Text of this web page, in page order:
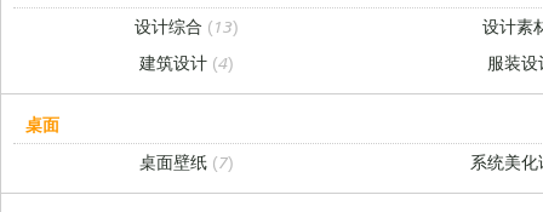
设计综合 (13)
设计素
建筑设计 (4) 服装
桌面
桌面壁纸 (7) 系统美